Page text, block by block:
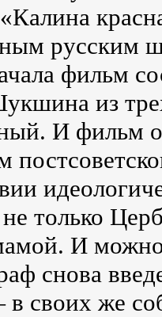
русским
фильм
из
И фильм
только
И можно
снова
своих же